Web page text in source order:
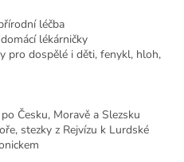
léčba
lékárničky
pro dospělé i děti, fenykl, hloh,
Česku, Moravě a Slezsku
stezky z Rejvízu k Lurdské